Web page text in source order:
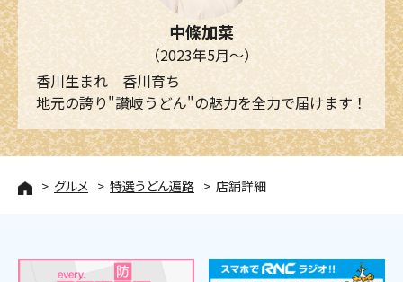
中條加菜
（2023年5月～）
香川生まれ 香川育ち
地元の誇り"讃岐うどん"の魅力を全力で届けます！
グルメ 特選うどん遍路 店舗詳細